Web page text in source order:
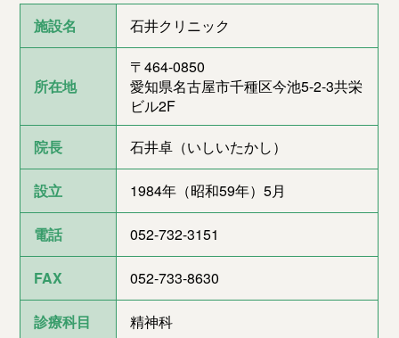
施設名 石井クリニック
所在地
〒464-0850
愛知県名古屋市千種区今池5-2-3共栄
ビル2F
院長
石井卓（いしいたかし）
設立 1984年（昭和59年）5月
電話 052-732-3151
FAX 052-733-8630
診療科目 精神科